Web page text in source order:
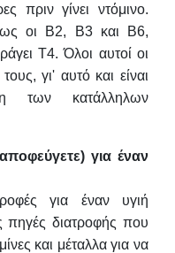
πριν γίνει ντόμινο.
οι Β2, Β3 και Β6,
Τ4. Όλοι αυτοί οι
γι' αυτό και είναι
των κατάλληλων
για έναν
για έναν υγιή
πηγές διατροφής που
και μέταλλα για να